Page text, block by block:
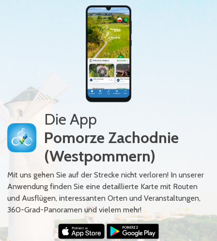
Die App
Pomorze Zachodnie
(Westpommern)
Mit uns gehen Sie auf der Strecke nicht verloren! In unserer
Anwendung finden Sie eine detaillierte Karte mit Routen
und Ausflügen, interessanten Orten und Veranstaltungen,
360-Grad-Panoramen und vielem mehr!